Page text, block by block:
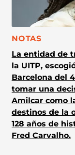
CATEGORÍA:
NOTAS
La entidad de
la UITP,
Barcelona del
tomar una
Amilcar como
destinos de la
128 años de
Fred Carvalho.